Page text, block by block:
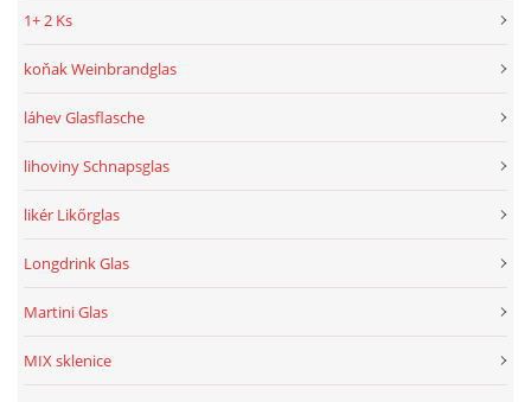
1+ 2 Ks
koňak Weinbrandglas
láhev Glasflasche
lihoviny Schnapsglas
likér Likőrglas
Longdrink Glas
Martini Glas
MIX sklenice